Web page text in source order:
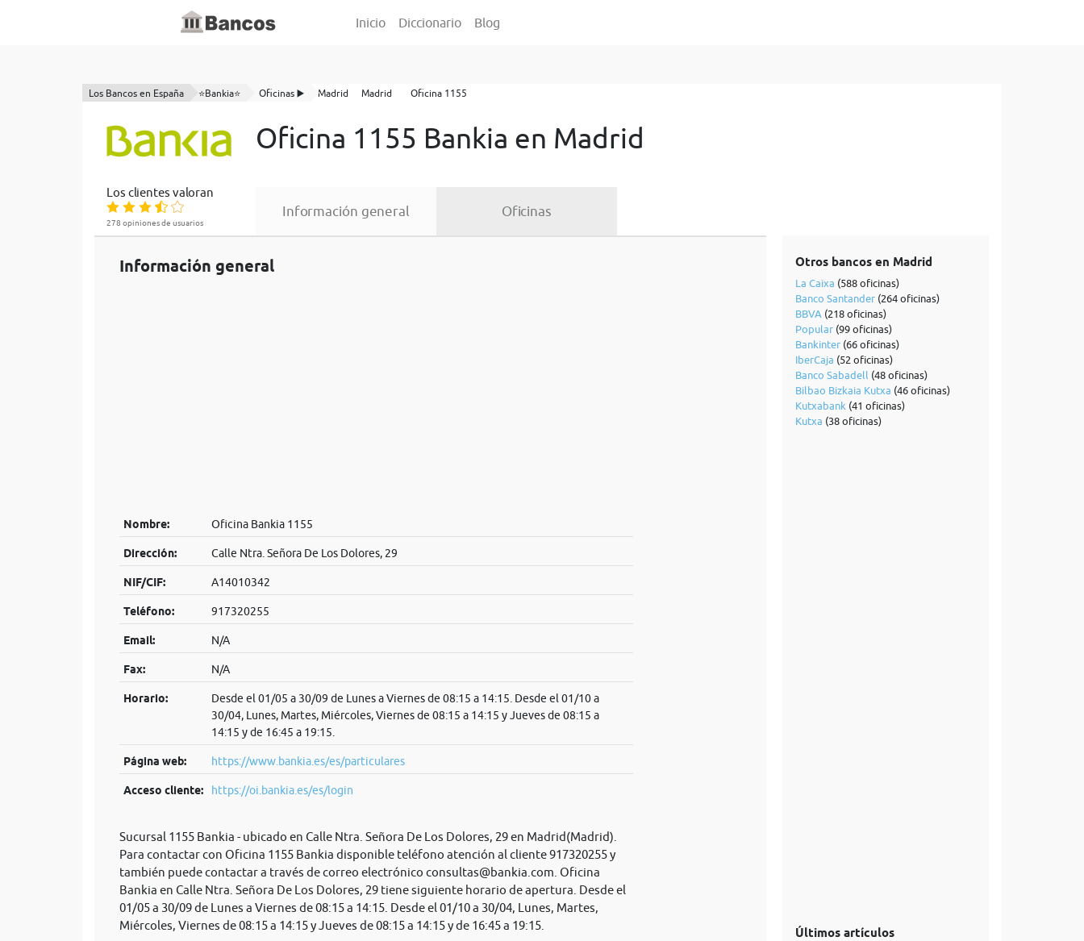
Inicio Diccionario Blog
Los Bancos en España ⭐Bankia⭐ Oficinas ▶️ Madrid Madrid Oficina 1155
Oficina 1155 Bankia en Madrid
Los clientes valoran
278 opiniones de usuarios
Información general Oficinas
Información general
Nombre: Oficina Bankia 1155
Dirección: Calle Ntra. Señora De Los Dolores, 29
NIF/CIF: A14010342
Teléfono: 917320255
Email: N/A
Fax: N/A
Horario:
Desde el 01/05 a 30/09 de Lunes a Viernes de 08:15 a 14:15. Desde el 01/10 a
30/04, Lunes, Martes, Miércoles, Viernes de 08:15 a 14:15 y Jueves de 08:15 a
14:15 y de 16:45 a 19:15.
Página web: https://www.bankia.es/es/particulares
Acceso cliente: https://oi.bankia.es/es/login
Sucursal 1155 Bankia - ubicado en Calle Ntra. Señora De Los Dolores, 29 en Madrid(Madrid).
Para contactar con Oficina 1155 Bankia disponible teléfono atención al cliente 917320255 y
también puede contactar a través de correo electrónico consultas@bankia.com . Oficina
Bankia en Calle Ntra. Señora De Los Dolores, 29 tiene siguiente horario de apertura. Desde el
01/05 a 30/09 de Lunes a Viernes de 08:15 a 14:15. Desde el 01/10 a 30/04, Lunes, Martes,
Miércoles, Viernes de 08:15 a 14:15 y Jueves de 08:15 a 14:15 y de 16:45 a 19:15.
Otros bancos en Madrid
La Caixa (588 oficinas)
Banco Santander(264 oficinas)
BBVA (218 oficinas)
Popular(99 oficinas)
Bankinter(66 oficinas)
IberCaja (52 oficinas)
Banco Sabadell (48 oficinas)
Bilbao Bizkaia Kutxa (46 oficinas)
Kutxabank (41 oficinas)
Kutxa (38 oficinas)
Últimos artículos